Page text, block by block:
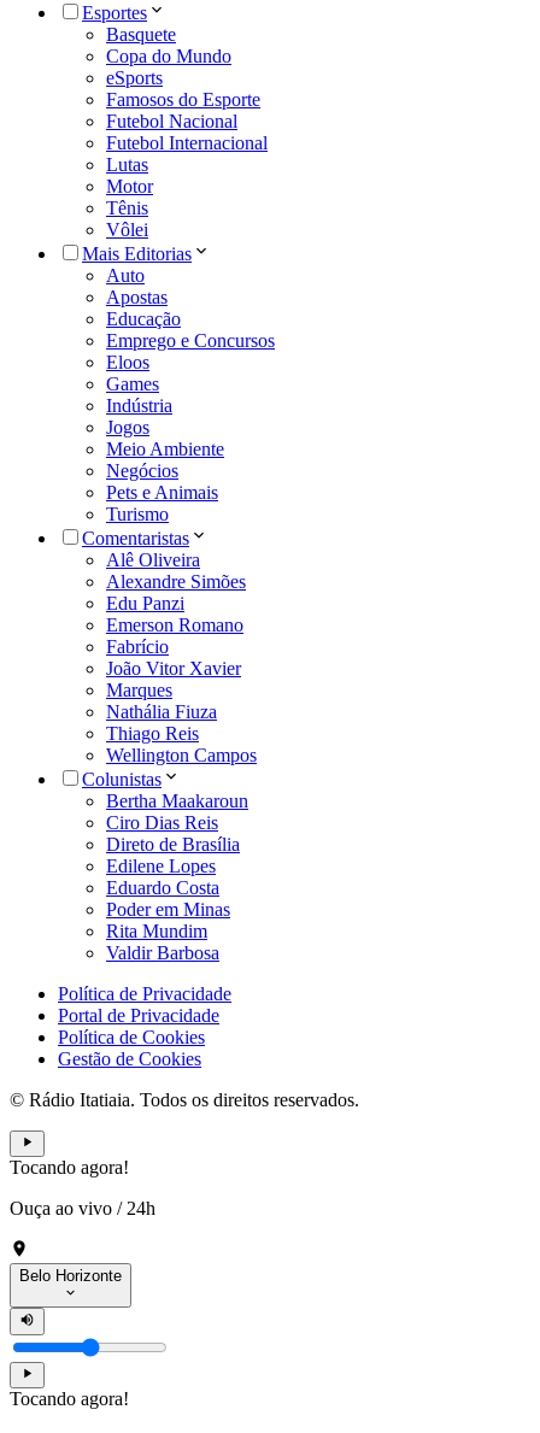
Esportes
Basquete
Copa do Mundo
eSports
Famosos do Esporte
Futebol Nacional
Futebol Internacional
Lutas
Motor
Tênis
Vôlei
Mais Editorias
Auto
Apostas
Educação
Emprego e Concursos
Eloos
Games
Indústria
Jogos
Meio Ambiente
Negócios
Pets e Animais
Turismo
Comentaristas
Alê Oliveira
Alexandre Simões
Edu Panzi
Emerson Romano
Fabrício
João Vitor Xavier
Marques
Nathália Fiuza
Thiago Reis
Wellington Campos
Colunistas
Bertha Maakaroun
Ciro Dias Reis
Direto de Brasília
Edilene Lopes
Eduardo Costa
Poder em Minas
Rita Mundim
Valdir Barbosa
Política de Privacidade
Portal de Privacidade
Política de Cookies
Gestão de Cookies
© Rádio Itatiaia. Todos os direitos reservados.
Tocando agora!
Ouça ao vivo / 24h
Belo Horizonte
Tocando agora!